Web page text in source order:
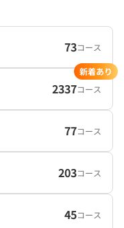
73コース
2337コース
新着あり
77コース
203コース
45コース